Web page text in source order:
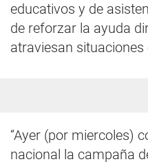
educativos y de
de reforzar la ayuda
atraviesan situaciones
“Ayer (por miercoles)
nacional la campaña